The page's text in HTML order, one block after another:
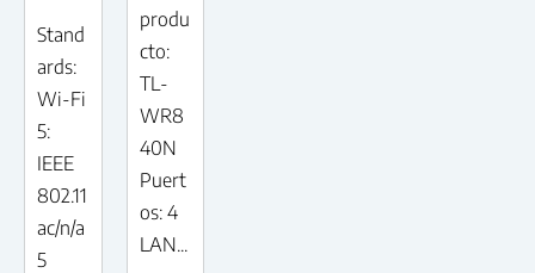
Stand
ards:
Wi-Fi
5:
IEEE
802.11
ac/n/a
5
produ
cto:
TL-
WR8
40N
Puert
os: 4
LAN...